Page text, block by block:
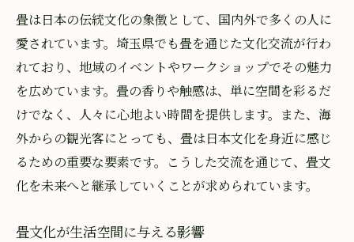
畳は日本の伝統文化の象徴として、国内外で多くの人に
愛されています。埼玉県でも畳を通じた文化交流が行わ
れており、地域のイベントやワークショップでその魅力
を広めています。畳の香りや触感は、単に空間を彩るだ
けでなく、人々に心地よい時間を提供します。また、海
外からの観光客にとっても、畳は日本文化を身近に感じ
るための重要な要素です。こうした交流を通じて、畳文
化を未来へと継承していくことが求められています。
畳文化が生活空間に与える影響